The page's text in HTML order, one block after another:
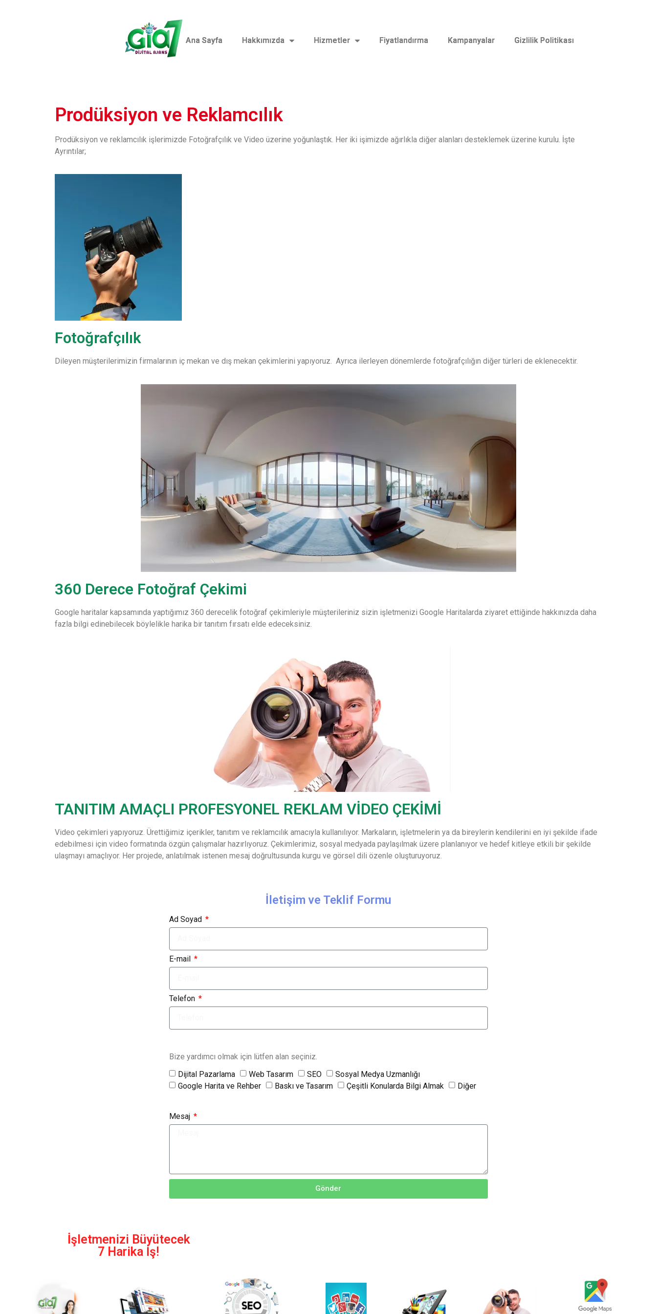
Ana Sayfa Hakkımızda Hizmetler Fiyatlandırma Kampanyalar Gizlilik Politikası
Ana Sayfa Hakkımızda Hizmetler Fiyatlandırma Kampanyalar Gizlilik Politikası
Prodüksiyon ve Reklamcılık
Prodüksiyon ve reklamcılık işlerimizde Fotoğrafçılık ve Video üzerine yoğunlaştık. Her iki işimizde ağırlıkla diğer alanları desteklemek üzerine kurulu. İşte
Ayrıntılar;
Fotoğrafçılık
Dileyen müşterilerimizin firmalarının iç mekan ve dış mekan çekimlerini yapıyoruz. Ayrıca ilerleyen dönemlerde fotoğrafçılığın diğer türleri de eklenecektir.
360 Derece Fotoğraf Çekimi
Google haritalar kapsamında yaptığımız 360 derecelik fotoğraf çekimleriyle müşterileriniz sizin işletmenizi Google Haritalarda ziyaret ettiğinde hakkınızda daha
fazla bilgi edinebilecek böylelikle harika bir tanıtım fırsatı elde edeceksiniz.
TANITIM AMAÇLI PROFESYONEL REKLAM VİDEO ÇEKİMİ
Video çekimleri yapıyoruz. Ürettiğimiz içerikler, tanıtım ve reklamcılık amacıyla kullanılıyor. Markaların, işletmelerin ya da bireylerin kendilerini en iyi şekilde ifade
edebilmesi için video formatında özgün çalışmalar hazırlıyoruz. Çekimlerimiz, sosyal medyada paylaşılmak üzere planlanıyor ve hedef kitleye etkili bir şekilde
ulaşmayı amaçlıyor. Her projede, anlatılmak istenen mesaj doğrultusunda kurgu ve görsel dili özenle oluşturuyoruz.
İletişim ve Teklif Formu
Ad Soyad
E-mail
Telefon
Bize yardımcı olmak için lütfen alan seçiniz.
Dijital Pazarlama
Web Tasarım SEO
Sosyal Medya Uzmanlığı
Google Harita ve Rehber
Baskı ve Tasarım Çeşitli Konularda Bilgi Almak Diğer
Mesaj
Gönder
İşletmenizi Büyütecek
7 Harika İş!
Ayrıntılar Ayrıntılar Ayrıntılar Ayrıntılar
Ayrıntılar
Ayrıntılar
Ayrıntılar